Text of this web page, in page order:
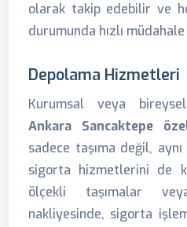
olarak takip edebilir ve
durumunda hızlı
Depolama Hizmetleri
Kurumsal veya
Ankara Sancaktepe
sadece taşıma değil,
sigorta hizmetlerini de
ölçekli taşımalar
nakliyesinde, sigorta